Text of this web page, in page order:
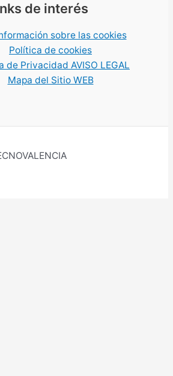
de interés
sobre las cookies
Política de cookies
de Privacidad AVISO LEGAL
Mapa del Sitio WEB